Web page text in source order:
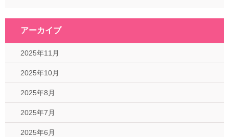
アーカイブ
2025年11月
2025年10月
2025年8月
2025年7月
2025年6月